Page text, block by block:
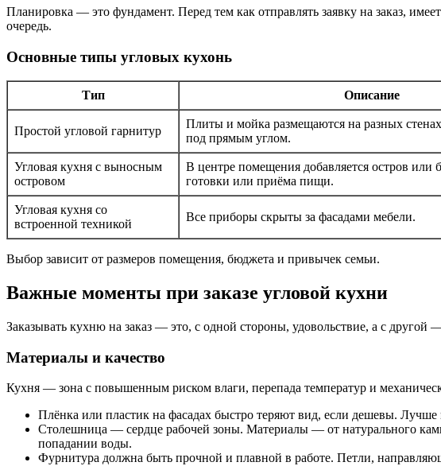
Планировка — это фундамент. Перед тем как отправлять заявку на заказ,
очередь.
Основные типы угловых кухонь
Тип Описание
Простой угловой гарнитур
Плиты и мойка размещаются на разных
под прямым углом.
Угловая кухня с выносным
островом
В центре помещения добавляется остров или
готовки или приёма пищи.
Угловая кухня со
встроенной техникой
Все приборы скрыты за фасадами мебели.
Выбор зависит от размеров помещения, бюджета и привычек семьи.
Важные моменты при заказе угловой кухни
Заказывать кухню на заказ — это, с одной стороны, удовольствие, а с
Материалы и качество
Кухня — зона с повышенным риском влаги, перепада температур и
Плёнка или пластик на фасадах быстро теряют вид, если дешевы.
Столешница — сердце рабочей зоны. Материалы — от натурального
попадании воды.
Фурнитура должна быть прочной и плавной в работе. Петли,